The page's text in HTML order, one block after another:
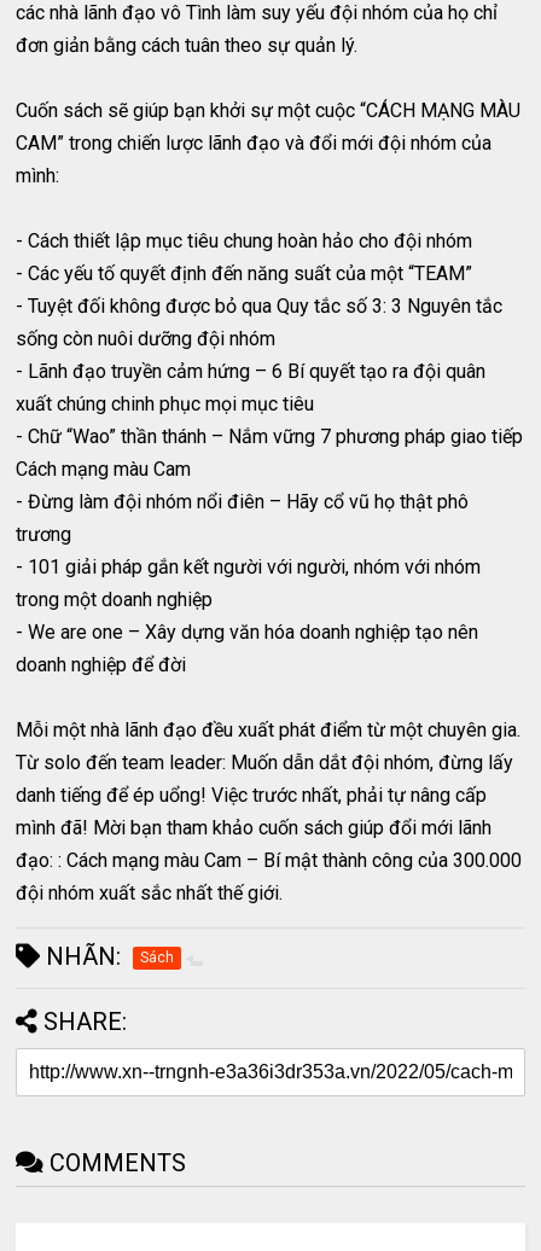
các nhà lãnh đạo vô Tình làm suy yếu đội nhóm của họ chỉ
đơn giản bằng cách tuân theo sự quản lý.
Cuốn sách sẽ giúp bạn khởi sự một cuộc “CÁCH MẠNG MÀU
CAM” trong chiến lược lãnh đạo và đổi mới đội nhóm của
mình:
- Cách thiết lập mục tiêu chung hoàn hảo cho đội nhóm
- Các yếu tố quyết định đến năng suất của một “TEAM”
- Tuyệt đối không được bỏ qua Quy tắc số 3: 3 Nguyên tắc
sống còn nuôi dưỡng đội nhóm
- Lãnh đạo truyền cảm hứng – 6 Bí quyết tạo ra đội quân
xuất chúng chinh phục mọi mục tiêu
- Chữ “Wao” thần thánh – Nắm vững 7 phương pháp giao tiếp
Cách mạng màu Cam
- Đừng làm đội nhóm nổi điên – Hãy cổ vũ họ thật phô
trương
- 101 giải pháp gắn kết người với người, nhóm với nhóm
trong một doanh nghiệp
- We are one – Xây dựng văn hóa doanh nghiệp tạo nên
doanh nghiệp để đời
Mỗi một nhà lãnh đạo đều xuất phát điểm từ một chuyên gia.
Từ solo đến team leader: Muốn dẫn dắt đội nhóm, đừng lấy
danh tiếng để ép uổng! Việc trước nhất, phải tự nâng cấp
mình đã! Mời bạn tham khảo cuốn sách giúp đổi mới lãnh
đạo: : Cách mạng màu Cam – Bí mật thành công của 300.000
đội nhóm xuất sắc nhất thế giới.
NHÃN: Sách
SHARE:
COMMENTS